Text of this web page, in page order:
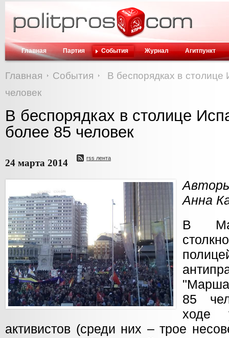
Главная Партия События Журнал Агитпункт
Главная События
В беспорядках в
человек
В беспорядках в столице
более 85 человек
24 марта 2014 rss лента
Анна
В
"Марша
85
ходе
активистов (среди них – трое